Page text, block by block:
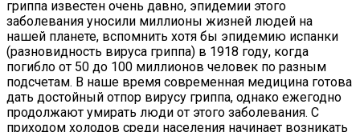
гриппа известен очень давно, эпидемии этого
заболевания уносили миллионы жизней людей на
нашей планете, вспомнить хотя бы эпидемию испанки
(разновидность вируса гриппа) в 1918 году, когда
погибло от 50 до 100 миллионов человек по разным
подсчетам. В наше время современная медицина готова
дать достойный отпор вирусу гриппа, однако ежегодно
продолжают умирать люди от этого заболевания. С
приходом холодов среди населения начинает возникать